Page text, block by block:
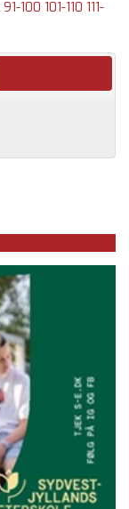
91-100 101-110 111-